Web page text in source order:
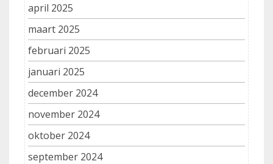
april 2025
maart 2025
februari 2025
januari 2025
december 2024
november 2024
oktober 2024
september 2024